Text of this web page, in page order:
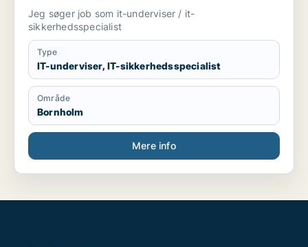
Jeg søger job som it-underviser / it-
sikkerhedsspecialist
Type
IT-underviser, IT-sikkerhedsspecialist
Område
Bornholm
Mere info